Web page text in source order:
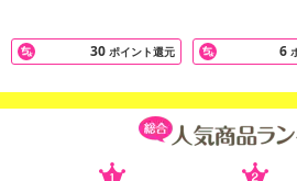
30 ポイント還元 6